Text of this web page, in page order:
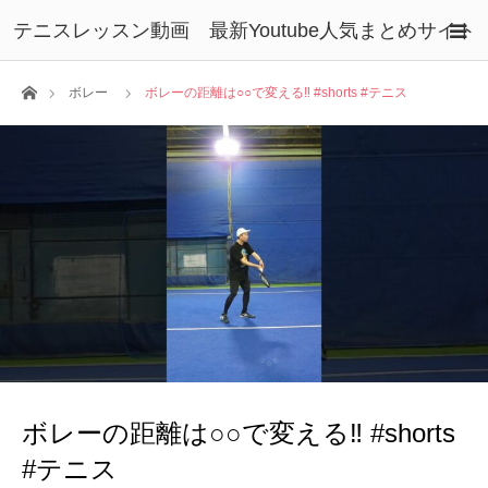
テニスレッスン動画 最新Youtube人気まとめサイト
ホームボレー ボレーの距離は○○で変える‼ #shorts #テニス
ボレーの距離は○○で変える‼ #shorts
#テニス